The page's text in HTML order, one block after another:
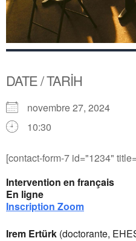
DATE / TARİH
novembre 27, 2024
10:30
[contact-form-7 id="1234"
Intervention en français
En ligne
Inscription Zoom
Irem Ertürk (doctorante,